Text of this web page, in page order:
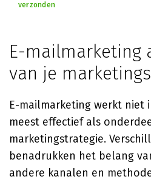
verzonden
E-mailmarketing
van je
E-mailmarketing werkt niet
meest effectief als
marketingstrategie.
benadrukken het belang
andere kanalen en